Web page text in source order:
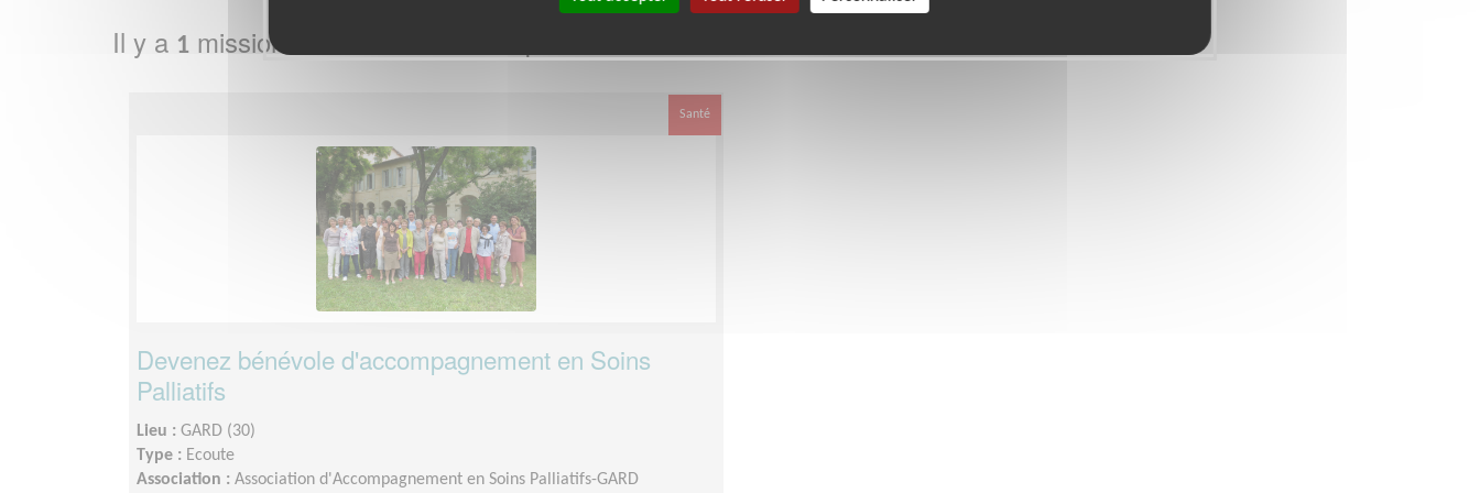
Il y a 1 mission bénévole dans le département
Santé
Devenez bénévole d'accompagnement en Soins
Palliatifs
Lieu : GARD (30)
Type : Ecoute
Association : Association d'Accompagnement en Soins Palliatifs-GARD